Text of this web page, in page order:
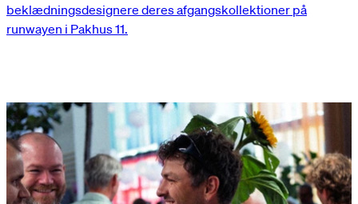
beklædningsdesignere deres afgangskollektioner på
runwayen i Pakhus 11.